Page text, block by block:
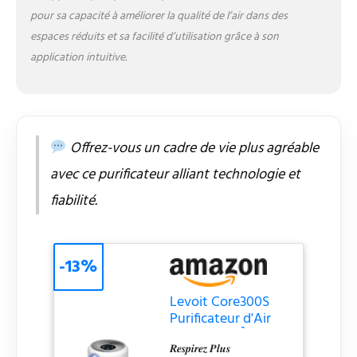
Google Assistant pour
vérifier l'indice de qualité
de l'air
besoins avec
l'application 𝑺𝒖𝒓𝒗𝒆𝒊𝒍𝒍𝒂𝒏𝒄𝒆
𝒅𝒆 𝒍𝒂 𝑸𝒖𝒂𝒍𝒊𝒕é 𝒅𝒆 𝒍'𝑨𝒊𝒓:
Technology, qui surveille
la qualité de l'air en
temps réel et fournit des
informations via quatre
halos colorés; En Mode
Automatique, la vitesse
du vent la plus
pour sa capacité à améliorer la qualité de l’air dans des
espaces réduits et sa facilité d’utilisation grâce à son
application intuitive.
Offrez-vous un cadre de vie plus agréable
avec ce purificateur alliant technologie et
fiabilité.
Levoit Core300S
Purificateur d'Air
CADR240m³/h
𝑹𝒆𝒔𝒑𝒊𝒓𝒆𝒛 𝑷𝒍𝒖𝒔
-13%